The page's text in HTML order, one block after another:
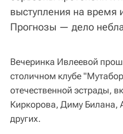
выступления на время
Прогнозы — дело
Вечеринка Ивлеевой
столичном клубе
отечественной эстрады,
Киркорова, Диму Билана,
других.